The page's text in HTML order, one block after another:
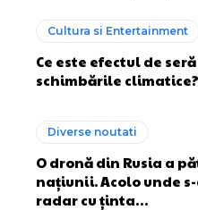
Cultura si Entertainment
Ce este efectul de
schimbările climatice?
Diverse noutati
O dronă din Rusia a
națiunii. Acolo unde
radar cu ținta…